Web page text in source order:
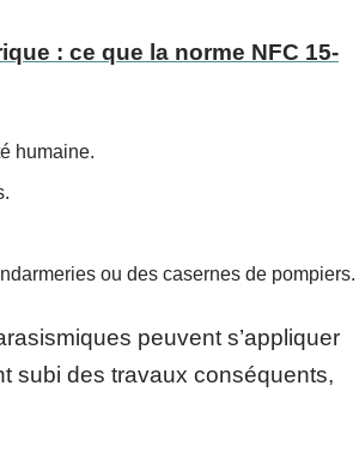
: ce que la norme NFC 15-
humaine.
ou des casernes de pompiers.
peuvent s’appliquer
subi des travaux conséquents,